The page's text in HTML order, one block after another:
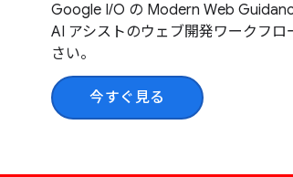
Google I/O の Modern Web
AI アシストのウェブ開発ワークフ
さい。
今すぐ見る